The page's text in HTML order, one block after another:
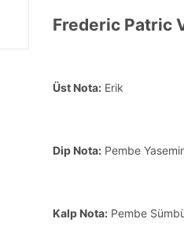
Frederic Patric
Üst Nota: Erik
Dip Nota: Pembe
Kalp Nota: Pembe